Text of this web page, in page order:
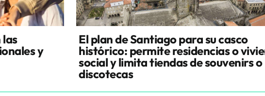
las
y
El plan de Santiago para su casco
histórico: permite residencias o
social y limita tiendas de souvenirs o
discotecas